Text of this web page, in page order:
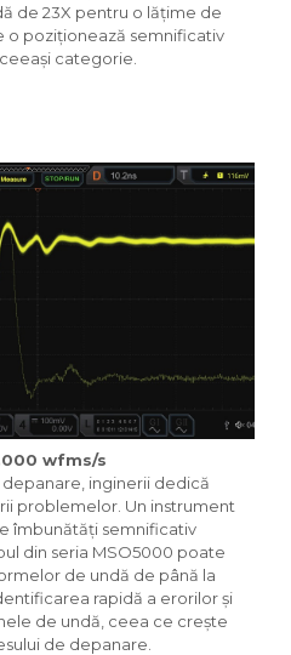
de 23X pentru o lățime de
o poziționează semnificativ
categorie.
wfms/s
inginerii dedică
problemelor. Un instrument
îmbunătăți semnificativ
din seria MSO5000 poate
de undă de până la
rapidă a erorilor și
de undă, ceea ce crește
de depanare.